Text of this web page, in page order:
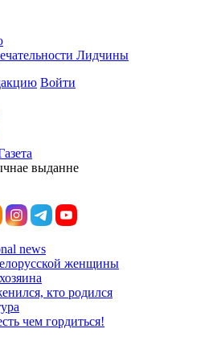
Лидчины
Войти
выданне
news
женщины
кто родился
чем гордиться!